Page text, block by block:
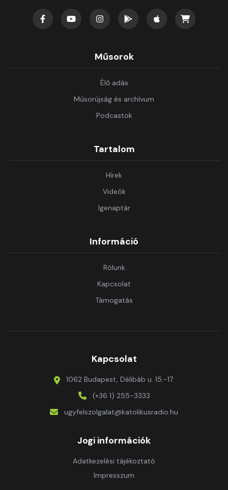
Műsorok
Élő adás
Műsorújság és archívum
Podcastok
Tartalom
Hírek
Videók
Igenaptár
Információ
Rólunk
Kapcsolat
Támogatás
Kapcsolat
1062 Budapest, Délibáb u. 15.-17.
(+36 1) 255-3333
ugyfelszolgalat@katolikusradio.hu
Jogi információk
Adatkezelési tájékoztató
Impresszum